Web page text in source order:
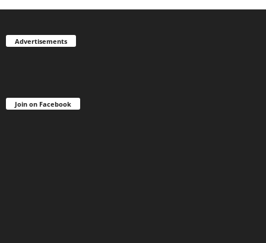
Advertisements
Join on Facebook